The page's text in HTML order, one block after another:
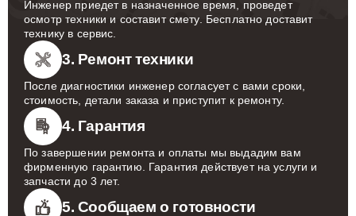
Инженер приедет в назначенное время, проведет
осмотр техники и составит смету. Бесплатно доставит
технику в сервис.
3. Ремонт техники
После диагностики инженер согласует с вами сроки,
стоимость, детали заказа и приступит к ремонту.
4. Гарантия
По завершении ремонта и оплаты мы выдадим вам
фирменную гарантию. Гарантия действует на услуги и
запчасти до 3 лет.
5. Сообщаем о готовности